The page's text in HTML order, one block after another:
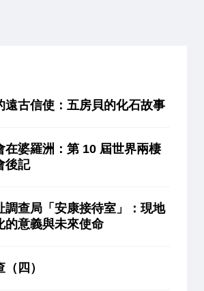
遠古信使：五房貝的化石故事
在婆羅洲：第 10 屆世界兩棲
後記
調查局「安康接待室」：現地
的意義與未來使命
四）